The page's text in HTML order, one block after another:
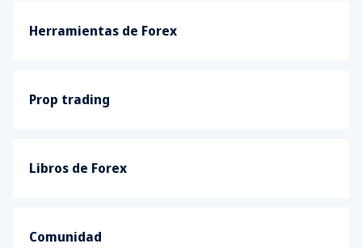
Herramientas de Forex
Prop trading
Libros de Forex
Comunidad